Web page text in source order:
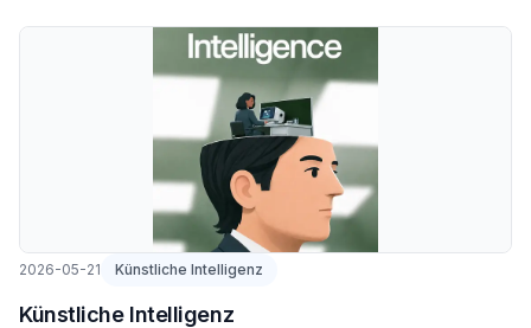
2026-05-21 Künstliche Intelligenz
Künstliche Intelligenz